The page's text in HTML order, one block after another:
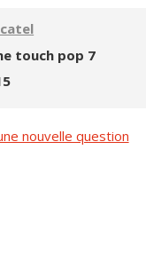
touch pop 7
nouvelle question